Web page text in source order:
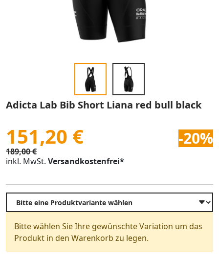
Adicta Lab Bib Short Liana red bull black
151,20 € -20%
189,00 €
inkl. MwSt. Versandkostenfrei*
Bitte wählen Sie Ihre gewünschte Variation um das
Produkt in den Warenkorb zu legen.